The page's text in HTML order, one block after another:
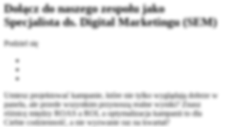
Dołącz do naszego zespołu jako
Specjalista ds. Digital Marketingu (SEM)
Podziel się
Umiesz projektować kampanie, które nie tylko wyglądają dobrze w
panelu, ale przede wszystkim przynoszą realne wyniki? Znasz
różnicę między ROAS a ROI, a optymalizacja kampanii to dla
Ciebie codzienność, a nie wyzwanie raz na kwartał?